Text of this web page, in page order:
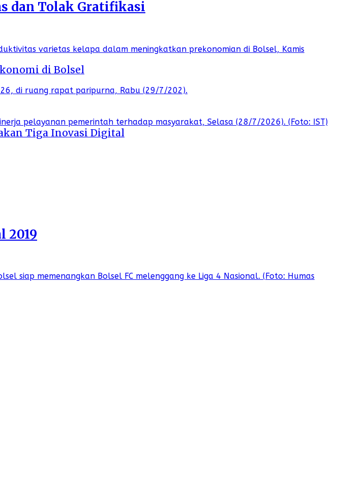
dan Tolak Gratifikasi
di Bolsel
Tiga Inovasi Digital
2019